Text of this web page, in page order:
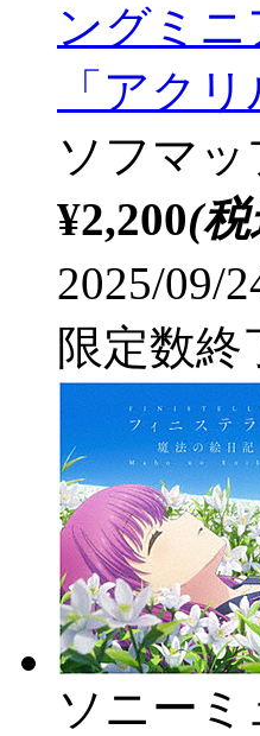
ングミ
「アク
ソフマ
¥2,200(税
2025/09/
限定数終
ソニー